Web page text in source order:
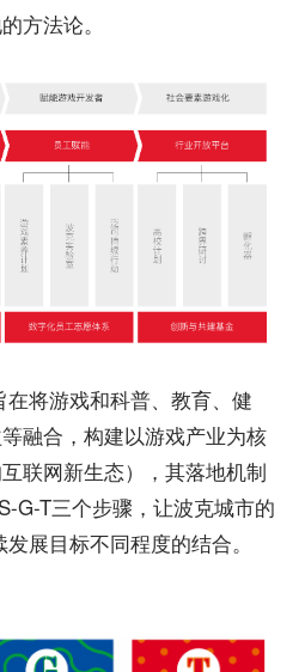
方法论。
在将游戏和科普、教育、健
融合，构建以游戏产业为核
联网新生态），其落地机制
G-T三个步骤，让波克城市的
展目标不同程度的结合。